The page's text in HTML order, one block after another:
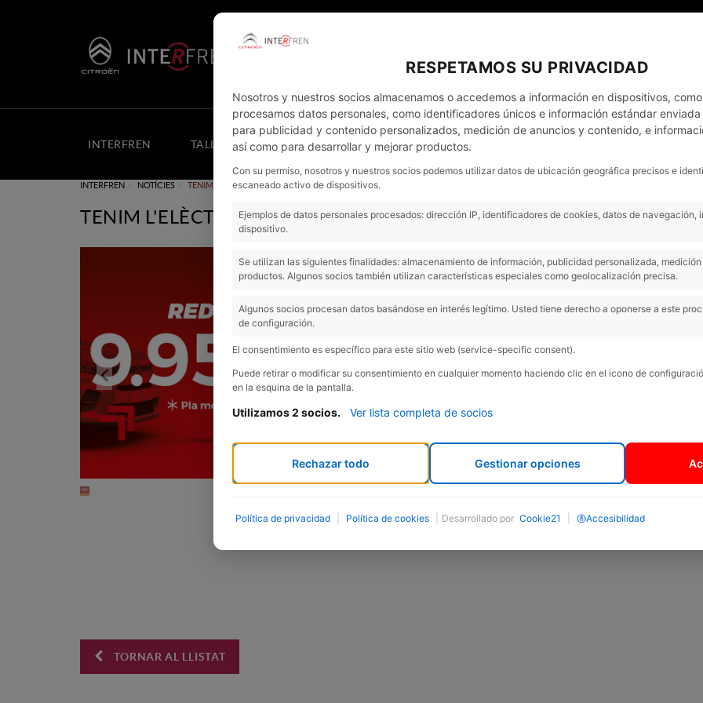
INTERFREN TALLER COTXES NOUS EMPRESES
INTERFREN NOTÍCIES TENIM L'ELÈCTRIC MÉS BARAT: MENYS DE 10.000 €!
TENIM L'ELÈCTRIC MÉS BARAT: MENYS DE 10.000 €!
Previous Next
Si t’agraden els cotxes elèctrics, estàs d’enhorabona!
ElCitroën Ë-C3, que ja s’ha convertit en tot un
2025, arriba ara amb una oferta imbatible,
a16.950 € de base i fins a
comptem amb descomptes i condicions especials per
Aquesta és una oportunitat única i irrepetible perquè
l’any!
MÉS INFORMACIÓ
TORNAR AL LLISTAT
RESPETAMOS SU PRIVACIDAD
Nosotros y nuestros socios almacenamos o accedemos a información en dispositivos,
procesamos datos personales, como identificadores únicos e información estándar
para publicidad y contenido personalizados, medición de anuncios y contenido, e
así como para desarrollar y mejorar productos.
Con su permiso, nosotros y nuestros socios podemos utilizar datos de ubicación geográfica precisos e
escaneado activo de dispositivos.
Ejemplos de datos personales procesados: dirección IP, identificadores de cookies, datos de navegación,
dispositivo.
Se utilizan las siguientes finalidades: almacenamiento de información, publicidad personalizada,
productos. Algunos socios también utilizan características especiales como geolocalización precisa.
Algunos socios procesan datos basándose en interés legítimo. Usted tiene derecho a oponerse a este
de configuración.
El consentimiento es específico para este sitio web (service-specific consent).
Puede retirar o modificar su consentimiento en cualquier momento haciendo clic en el icono de
en la esquina de la pantalla.
Utilizamos 2 socios. Ver lista completa de socios
Rechazar todo Gestionar opciones
Política de privacidad Política de cookies Desarrollado por Cookie21 Accesibilidad